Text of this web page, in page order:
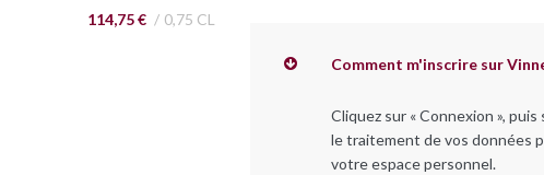
114,75€ 0,75 CL
Comment m'inscrire sur
Cliquez sur « Connexion »,
le traitement de vos données
votre espace personnel.